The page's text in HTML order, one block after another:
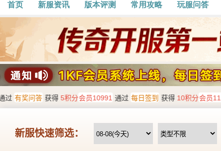
首页 新服资讯 版本评测 常用攻略 玩服问答